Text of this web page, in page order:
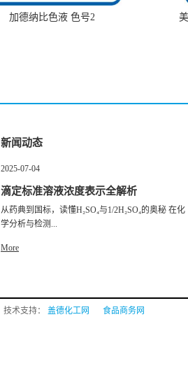
加德纳比色液 色号2
新闻动态
2025-07-04
滴定标准溶液浓度表示全解析
从药典到国标，读懂H₂SO₄与1/2H₂SO₄的奥秘 在化
学分析与检测...
More
技术支持： 盖德化工网 食品商务网